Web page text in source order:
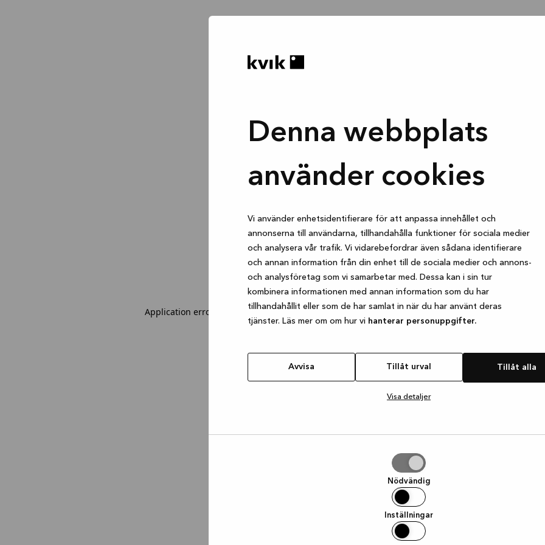
Denna webbplats
använder cookies
Vi använder enhetsidentifierare för att anpassa innehållet och
annonserna till användarna, tillhandahålla funktioner för sociala medier
och analysera vår trafik. Vi vidarebefordrar även sådana identifierare
och annan information från din enhet till de sociala medier och annons-
och analysföretag som vi samarbetar med. Dessa kan i sin tur
kombinera informationen med annan information som du har
tillhandahållit eller som de har samlat in när du har använt deras
tjänster. Läs mer om om hur vi hanterar personuppgifter.
Avvisa Tillåt urval Tillåt alla
Visa detaljer
Nödvändig
Inställningar
Application error: a client-side exception has occurred while loadingwww.kvik.se (see the